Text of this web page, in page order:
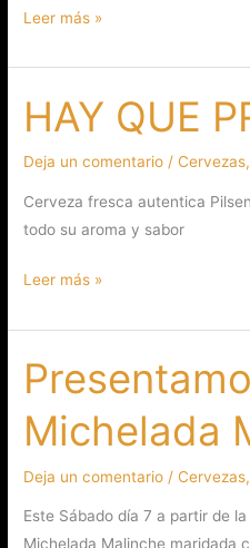
Leer más »
HAY QUE
Deja un comentario /Cervezas,
Cerveza fresca autentica
todo su aroma y sabor
HAY
QUE
PROBARLA
Leer más »
Michelada
Deja un comentario /Cervezas,
Este Sábado día 7 a partir de
Michelada Malinche maridada
Presentamos
La
Michelada
Malinche